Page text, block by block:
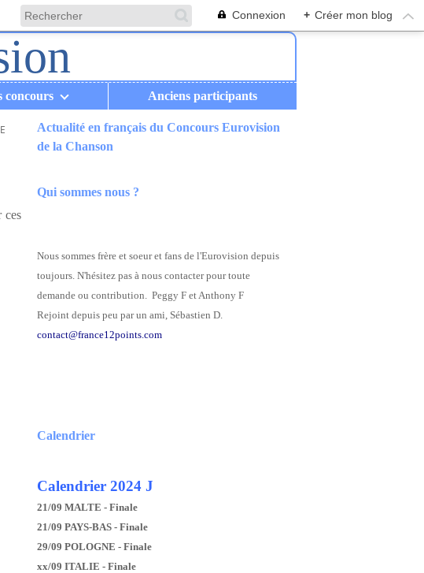
Connexion + Créer mon blog
concours Anciens participants
ces
Actualité en français du Concours Eurovision
de la Chanson
Qui sommes nous ?
Nous sommes frère et soeur et fans de l'Eurovision depuis
toujours. N'hésitez pas à nous contacter pour toute
demande ou contribution. Peggy F et Anthony F
Rejoint depuis peu par un ami, Sébastien D.
contact@france12points.com
Calendrier
Calendrier 2024 J
21/09 MALTE - Finale
21/09 PAYS-BAS - Finale
29/09 POLOGNE - Finale
xx/09 ITALIE - Finale